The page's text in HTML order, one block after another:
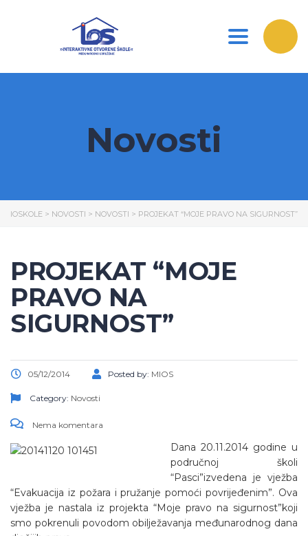
Toggle
Novosti
IOSKOLE > NOVOSTI > NOVOSTI > PROJEKAT “MOJE PRAVO NA SIGURNOST”
PROJEKAT “MOJE
PRAVO NA
SIGURNOST”
05/12/2014 Posted by: MIOS
Category: Novosti
Nema komentara
Dana 20.11.2014 godine u
područnoj školi
“Pasci”izvedena je vježba
“Evakuacija iz požara i pružanje pomoći povrijeđenim”. Ova
vježba je nastala iz projekta “Moje pravo na sigurnost”koji
smo pokrenuli povodom obilježavanja međunarodnog dana